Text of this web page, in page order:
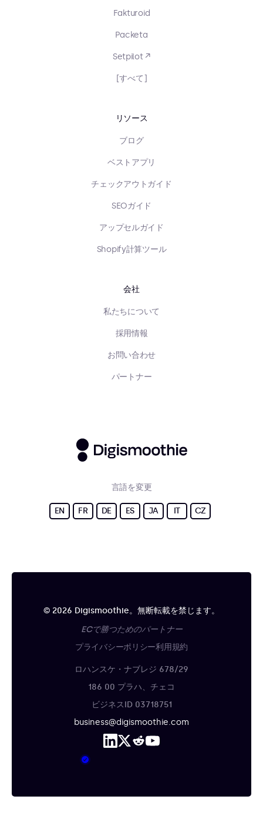
Fakturoid
Packeta
Setpilot ↗
[すべて]
リソース
ブログ
ベストアプリ
チェックアウトガイド
SEOガイド
アップセルガイド
Shopify計算ツール
会社
私たちについて
採用情報
お問い合わせ
パートナー
言語を変更
EN FR DE ES JA IT CZ
© 2026 Digismoothie。無断転載を禁じます。
ECで勝つためのパートナー
プライバシーポリシー利用規約
ロハンスケ・ナブレジ 678/29
186 00 プラハ、チェコ
ビジネスID 03718751
business@digismoothie.com